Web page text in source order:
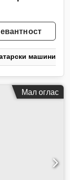
машини и
Мал оглас